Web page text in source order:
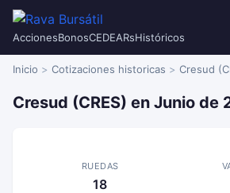
AccionesBonosCEDEARsHistóricos
Inicio Cotizaciones historicas Cresud
Cresud (CRES) en Junio de
RUEDAS
18